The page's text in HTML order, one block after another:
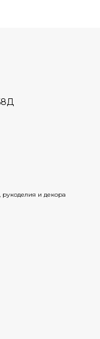
и декора